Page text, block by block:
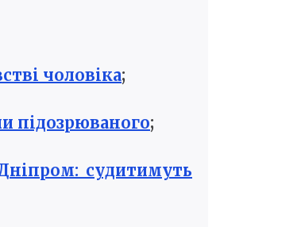
чоловіка;
підозрюваного;
судитимуть